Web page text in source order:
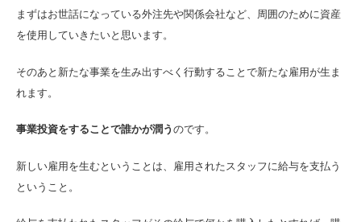
まずはお世話になっている外注先や関係会社など、周囲のために資産
を使用していきたいと思います。
そのあと新たな事業を生み出すべく行動することで新たな雇用が生ま
れます。
事業投資をすることで誰かが潤う のです。
新しい雇用を生むということは、雇用されたスタッフに給与を支払う
ということ。